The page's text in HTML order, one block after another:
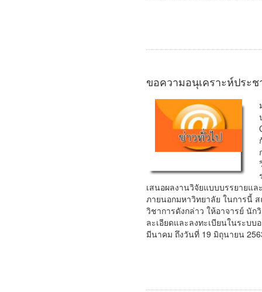
ขอความอนุเคราะห์ประ
เสนอผลงานวิจัยแบบบรรยายแ
ภายนอกมหาวิทยาลัย ในการนี้
วิชาการดังกล่าว ให้อาจารย์ นั
ละเอียดและลงทะเบียนในระบบ
มีนาคม ถึงวันที่ 19 มิถุนายน